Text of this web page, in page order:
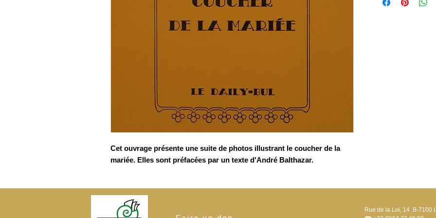
Cet ouvrage présente une suite de photos illustrant le coucher de la
mariée. Elles sont préfacées par un texte d'André Balthazar.
de 1 à 500.
Rue de la Loi, 14 B-7100